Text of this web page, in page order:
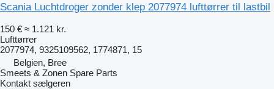
Scania Luchtdroger zonder klep 2077974 lufttørrer til lastbil
150 € ≈ 1.121 kr.
Lufttørrer
2077974, 9325109562, 1774871, 15
Belgien, Bree
Smeets & Zonen Spare Parts
Kontakt sælgeren